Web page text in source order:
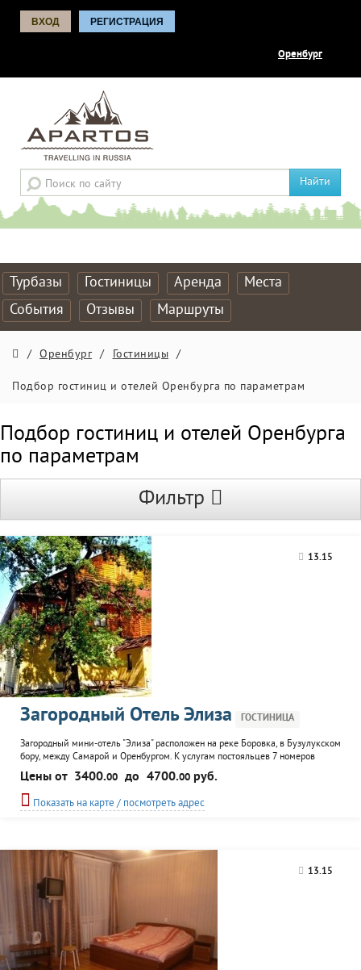
ВХОД РЕГИСТРАЦИЯ
Оренбург
Найти
Турбазы Гостиницы Аренда
Места
События
Отзывы Маршруты
/ Оренбург / Гостиницы /
Подбор гостиниц и отелей Оренбурга по параметрам
Подбор гостиниц и отелей Оренбурга
по параметрам
Фильтр
13.15
Загородный Отель Элиза ГОСТИНИЦА
Загородный мини-отель "Элиза" расположен на реке Боровка, в Бузулукском
бору, между Самарой и Оренбургом. К услугам постояльцев 7 номеров
"Комфорт-Студио" для 1 - 3 гостей и 2 номера "Маэстро-Студио" для 1 - 4
гостей; а так же ресторан и бар, сауна и бассейн, прокат, бильярд, парковка.
Возможно проведение бизнес-мероприятий и банкетов.
Цены от 3400.00 до 4700.00 руб.
Показать на карте / посмотреть адрес
13.15